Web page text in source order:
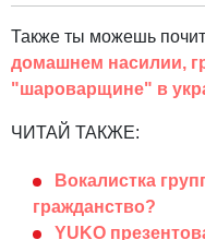
Также ты можешь
домашнем насилии,
"шароварщине" в
ЧИТАЙ ТАКЖЕ:
Вокалистка
гражданство?
YUKO